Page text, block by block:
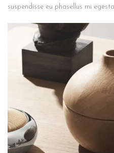
suspendisse eu phasellus mi